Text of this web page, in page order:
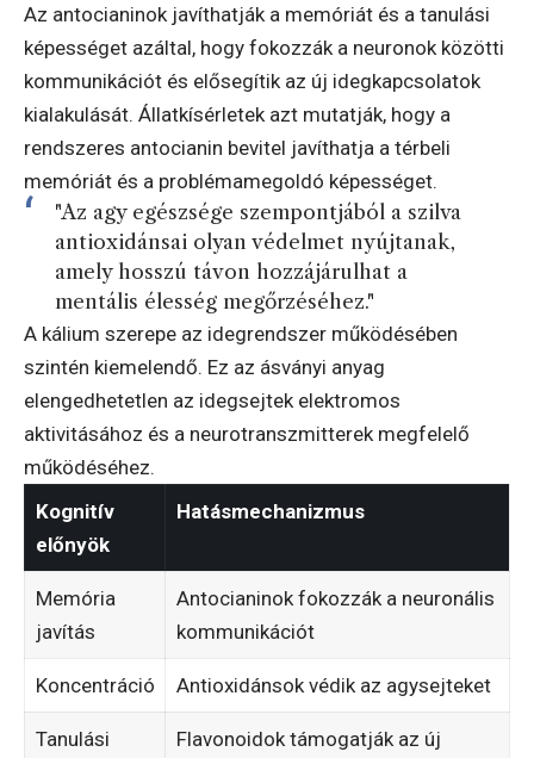
Az antocianinok javíthatják a memóriát és a tanulási
képességet azáltal, hogy fokozzák a neuronok közötti
kommunikációt és elősegítik az új idegkapcsolatok
kialakulását. Állatkísérletek azt mutatják, hogy a
rendszeres antocianin bevitel javíthatja a térbeli
memóriát és a problémamegoldó képességet.
"Az agy egészsége szempontjából a szilva
antioxidánsai olyan védelmet nyújtanak,
amely hosszú távon hozzájárulhat a
mentális élesség megőrzéséhez."
A kálium szerepe az idegrendszer működésében
szintén kiemelendő. Ez az ásványi anyag
elengedhetetlen az idegsejtek elektromos
aktivitásához és a neurotranszmitterek megfelelő
működéséhez.
Kognitív
előnyök
Hatásmechanizmus
Memória
javítás
Antocianinok fokozzák a neuronális
kommunikációt
Koncentráció Antioxidánsok védik az agysejteket
Tanulási
Flavonoidok támogatják az új